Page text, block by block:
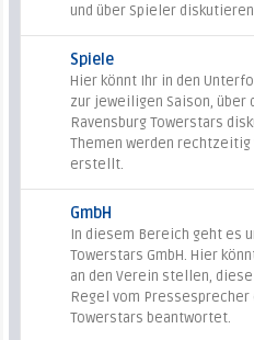
und über Spieler
Spiele
Hier könnt Ihr in den
zur jeweiligen Saison, über
Ravensburg Towerstars
Themen werden rechtzeitig
erstellt.
GmbH
In diesem Bereich geht es
Towerstars GmbH. Hier
an den Verein stellen,
Regel vom Pressesprecher
Towerstars beantwortet.